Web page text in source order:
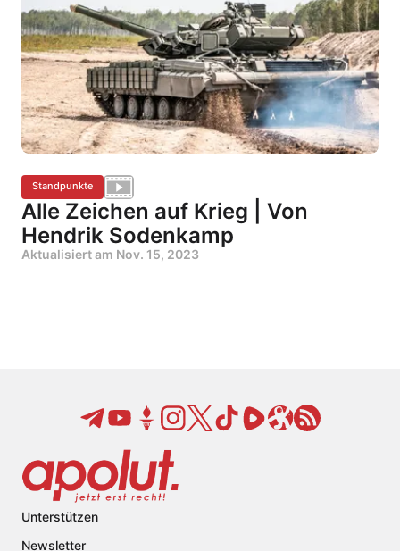
Standpunkte
Alle Zeichen auf Krieg | Von
Hendrik Sodenkamp
Aktualisiert am Nov. 15, 2023
Unterstützen
Newsletter